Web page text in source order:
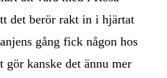
det berör rakt in i hjärtat
gång fick någon hos
gör kanske det ännu mer